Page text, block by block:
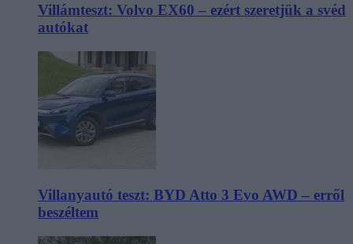
Villámteszt: Volvo EX60 – ezért szeretjük a svéd
autókat
Villanyautó teszt: BYD Atto 3 Evo AWD – erről
beszéltem